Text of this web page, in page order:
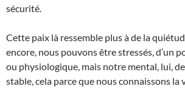
sécurité.
Cette paix là ressemble plus à de la
encore, nous pouvons être stressés, d’un
ou physiologique, mais notre mental, lui,
stable, cela parce que nous connaissons la